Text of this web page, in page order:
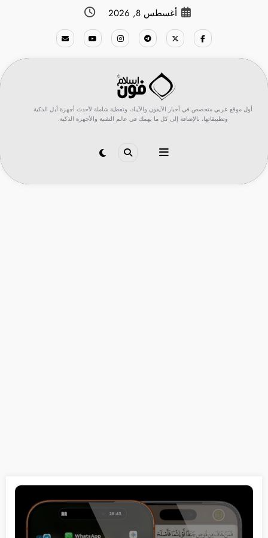
أغسطس 8, 2026
أول موقع عربي متخصص في أخبار الآيفون والآيباد، وتغطية شاملة لأحدث أجهزة أبل الذكية
وتطبيقاتها، بالإضافة إلى كل ما يهمك في عالم التقنية والأجهزة الذكية.